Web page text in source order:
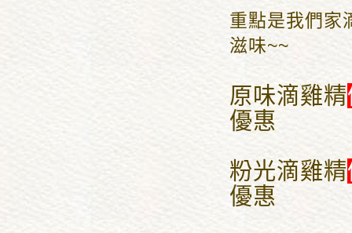
重點是我們家
滋味~~
原味滴雞精
優惠
粉光滴雞精
優惠